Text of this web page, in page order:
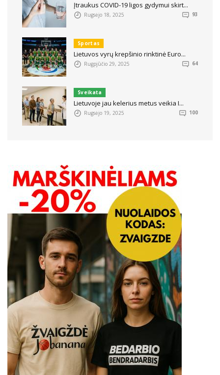
Įtraukus COVID-19 ligos gydymui skirt...
Rugsėjo 18, 2025 93
Sportas
Lietuvos vyrų krepšinio rinktinė Euro...
Rugpjūčio 29, 2025 64
Sveikata
Lietuvoje jau kelerius metus veikia I...
Rugsėjo 19, 2025 100